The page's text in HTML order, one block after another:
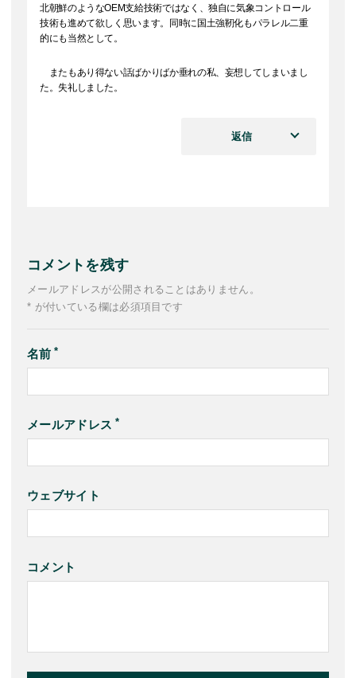
北朝鮮のようなOEM支給技術ではなく、独自に気象コントロール
技術も進めて欲しく思います。同時に国土強靭化もパラレル二重
的にも当然として。
またもあり得ない話ばかりばか垂れの私、妄想してしまいまし
た。失礼しました。
返信
コメントを残す
メールアドレスが公開されることはありません。
* が付いている欄は必須項目です
名前
メールアドレス
ウェブサイト
コメント